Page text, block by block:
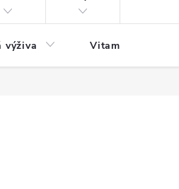
výživa Vitamíny a